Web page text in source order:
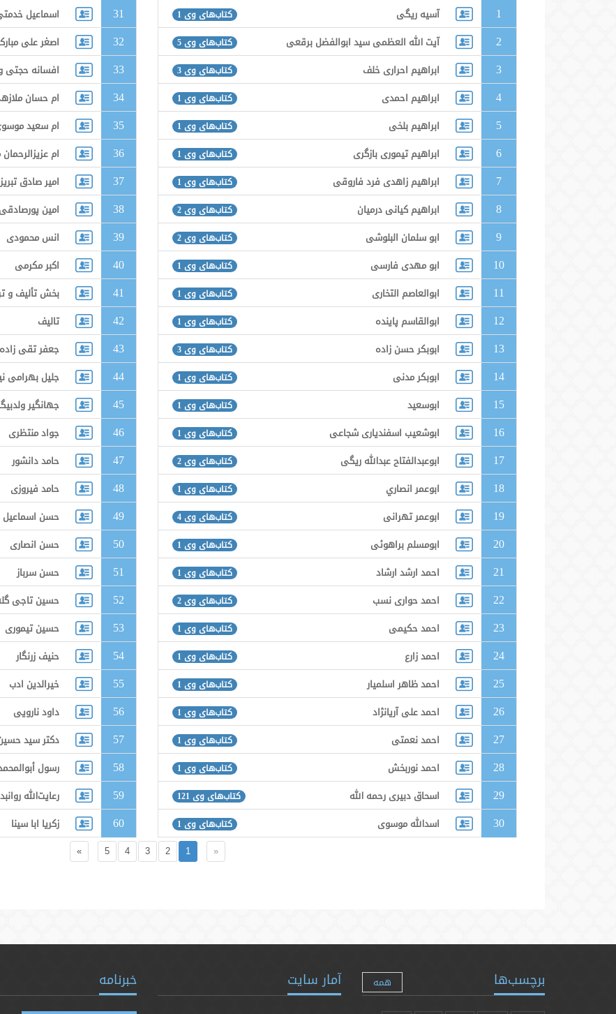
1 آسیه ریگی کتاب‌های وی 1
2 آیت الله العظمی سید ابوالفضل برقعی قمی کتاب‌های وی 5
3 ابراهیم احراری خلف کتاب‌های وی 3
4 ابراهیم احمدی کتاب‌های وی 1
5 ابراهیم بلخی کتاب‌های وی 1
6 ابراهیم تیموری بازگری کتاب‌های وی 1
7 ابراهیم زاهدی فرد فاروقی کتاب‌های وی 1
8 ابراهیم كیانی درمیان کتاب‌های وی 2
9 ابو سلمان البلوشی کتاب‌های وی 2
10 ابو مهدی فارسی کتاب‌های وی 1
11 ابوالعاصم التخاری کتاب‌های وی 1
12 ابوالقاسم پاینده کتاب‌های وی 1
13 ابوبکر حسن زاده کتاب‌های وی 3
14 ابوبکر مدنی کتاب‌های وی 1
15 ابوسعید کتاب‌های وی 1
16 ابوشعیب اسفندیاری شجاعی کتاب‌های وی 1
17 ابوعبدالفتاح عبدالله ریگی کتاب‌های وی 2
18 ابوعمر انصاري کتاب‌های وی 1
19 ابوعمر تهرانی کتاب‌های وی 4
20 ابومسلم براهوئی کتاب‌های وی 1
21 احمد ارشد ارشاد کتاب‌های وی 1
22 احمد حواری نسب کتاب‌های وی 2
23 احمد حکیمی کتاب‌های وی 1
24 احمد زارع کتاب‌های وی 1
25 احمد ظاهر اسلمیار کتاب‌های وی 1
26 احمد علی آریانژاد کتاب‌های وی 1
27 احمد نعمتی کتاب‌های وی 1
28 احمد نوربخش کتاب‌های وی 1
29 اسحاق دبیری رحمه الله کتاب‌های وی 121
30 اسدالله موسوی کتاب‌های وی 1
31 اسماعیل
32 اصغر علی
33 افسانه حجتی
34 ام حسان
35 ام سعید
36 ام عزیزالرحمان
37 امیر صادق
38 امین پورصادقی
39 انس محمودی
40 اکبر مکرمی
41 بخش تألیف و
42 تالیف
43 جعفر تقی زاده
44 جلیل بهرامی
45 جهانگير
46 جواد منتظری
47 حامد دانشور
48 حامد فیروزی
49 حسن اسماعیل
50 حسن انصاری
51 حسن سرباز
52 حسین تاجی
53 حسین تیموری
54 حنیف زرنگار
55 خیرالدین ادب
56 داود نارویی
57 دکتر سید
58 رسول
59 رعایت‌الله روانبد
60 زکریا ابا سینا
«
1
2
3
4
5
»
برچسب‌ها همه آمار سایت خبرنامه